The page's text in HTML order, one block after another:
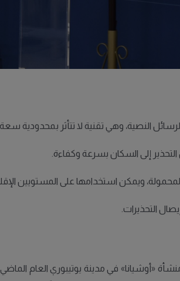
إلى السكان بسرعة وكفاءة.
المحمولة، ويمكن استخدامها على المستويين
«أوشيانا» في مدينة يوتيبوري العام